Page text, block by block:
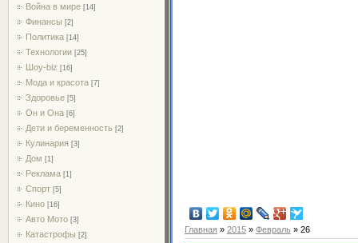
Война в мире [14]
Финансы [2]
Политика [14]
Технологии [25]
Шоу-biz [16]
Мода и красота [7]
Здоровье [5]
Он и Она [6]
Дети и беременность [2]
Кулинария [3]
Дом [1]
Реклама [1]
Спорт [5]
Кино [16]
Авто Мото [3]
Катастрофы [2]
Главная » 2015 » Февраль » 26